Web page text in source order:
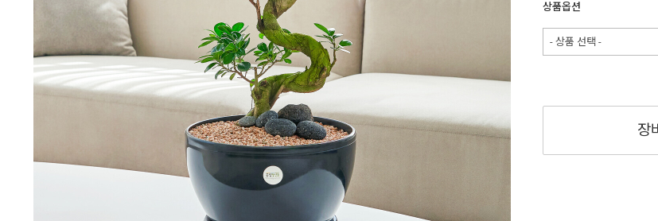
상품옵션
- 상품 선택 -
장